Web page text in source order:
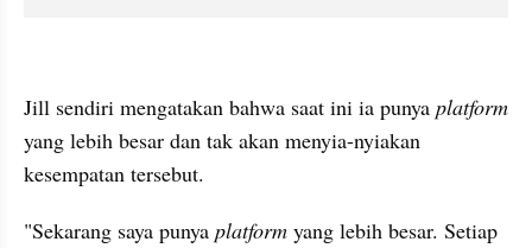
Jill sendiri mengatakan bahwa saat ini ia punya
yang lebih besar dan tak akan menyia-nyiakan
kesempatan tersebut.
"Sekarang saya punya platform yang lebih besar. Setiap